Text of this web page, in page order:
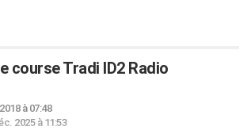
course Tradi ID2 Radio
à 07:48
2025 à 11:53